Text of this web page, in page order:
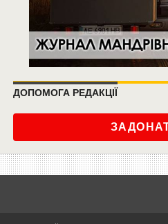
ДОПОМОГА РЕДАКЦІЇ